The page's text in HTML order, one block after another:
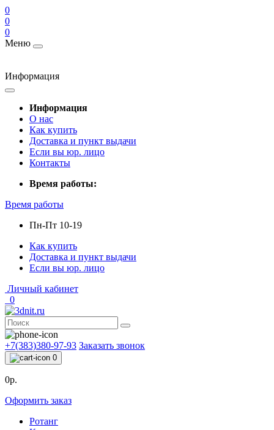
0
0
0
Меню
Информация
Информация
О нас
Как купить
Доставка и пункт выдачи
Если вы юр. лицо
Контакты
Время работы:
Время работы
Пн-Пт 10-19
Как купить
Доставка и пункт выдачи
Если вы юр. лицо
Личный кабинет
0
+7(383)380-97-93 Заказать звонок
0
0р.
Оформить заказ
Ротанг